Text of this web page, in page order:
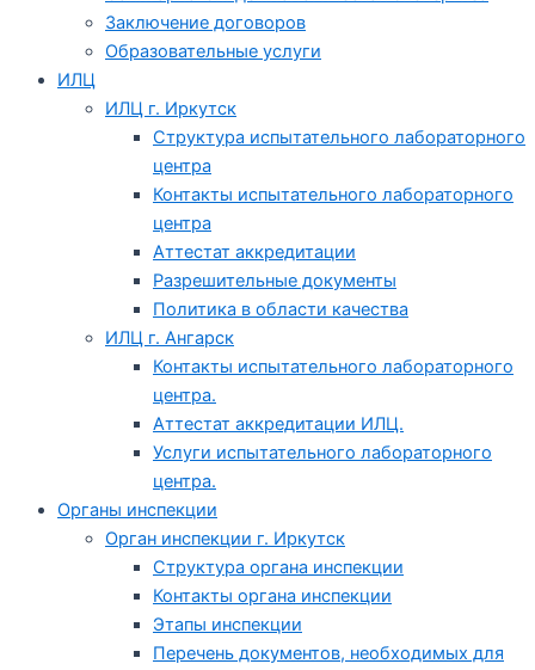
Заключение договоров
Образовательные услуги
ИЛЦ
ИЛЦ г. Иркутск
Структура испытательного лабораторного
центра
Контакты испытательного лабораторного
центра
Аттестат аккредитации
Разрешительные документы
Политика в области качества
ИЛЦ г. Ангарск
Контакты испытательного лабораторного
центра.
Аттестат аккредитации ИЛЦ.
Услуги испытательного лабораторного
центра.
Органы инспекции
Орган инспекции г. Иркутск
Структура органа инспекции
Контакты органа инспекции
Этапы инспекции
Перечень документов, необходимых для